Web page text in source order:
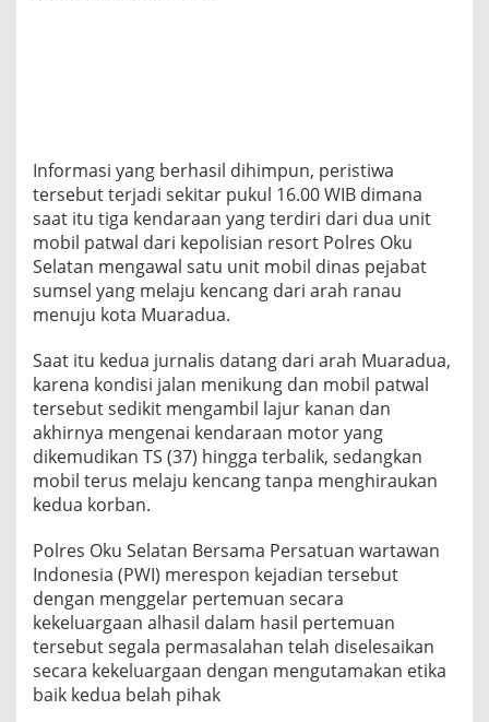
e
p
d
a
D
a
W
r
t
w
a
n
M
a
l
a
m
i
L
a
k
Informasi yang berhasil dihimpun, peristiwa
tersebut terjadi sekitar pukul 16.00 WIB dimana
saat itu tiga kendaraan yang terdiri dari dua unit
mobil patwal dari kepolisian resort Polres Oku
Selatan mengawal satu unit mobil dinas pejabat
sumsel yang melaju kencang dari arah ranau
menuju kota Muaradua.
Saat itu kedua jurnalis datang dari arah Muaradua,
karena kondisi jalan menikung dan mobil patwal
tersebut sedikit mengambil lajur kanan dan
akhirnya mengenai kendaraan motor yang
dikemudikan TS (37) hingga terbalik, sedangkan
mobil terus melaju kencang tanpa menghiraukan
kedua korban.
Polres Oku Selatan Bersama Persatuan wartawan
Indonesia (PWI) merespon kejadian tersebut
dengan menggelar pertemuan secara
kekeluargaan alhasil dalam hasil pertemuan
tersebut segala permasalahan telah diselesaikan
secara kekeluargaan dengan mengutamakan etika
baik kedua belah pihak